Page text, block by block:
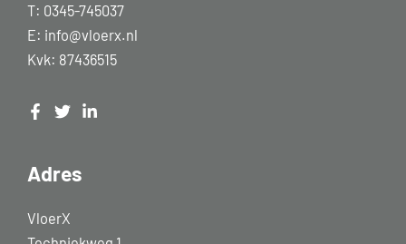
T: 0345-745037
E: info@vloerx.nl
Kvk: 87436515
Adres
VloerX